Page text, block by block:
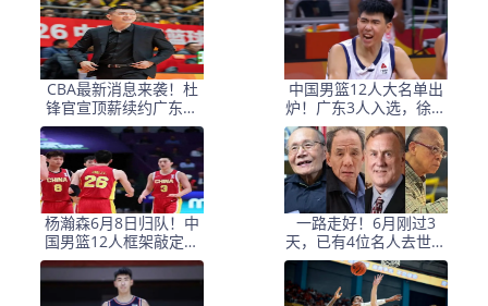
因
CBA最新消息来袭！杜
锋官宣顶薪续约广东男
篮，杨鸣婉拒执教北控
中国男篮12人大名单出
炉！广东3人入选，徐昕
国家队首秀，胡明轩轮
休
杨瀚森6月8日归队！中
国男篮12人框架敲定，
锋线王牌竟是他？
一路走好！6月刚过3
天，已有4位名人去世，
姚明等人发文悼念